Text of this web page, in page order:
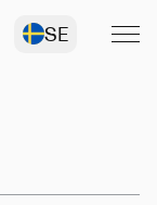
SE